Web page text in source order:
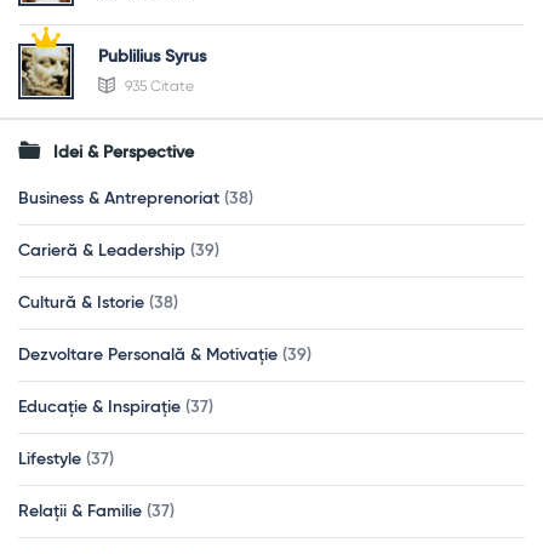
Publilius Syrus
935 Citate
Idei & Perspective
Business & Antreprenoriat (38)
Carieră & Leadership (39)
Cultură & Istorie (38)
Dezvoltare Personală & Motivație (39)
Educație & Inspirație (37)
Lifestyle (37)
Relații & Familie (37)